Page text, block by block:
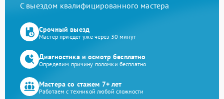
С выездом квалифицированного мастера
Срочный выезд
Мастер приедет уже через 30 минут
Диагностика и осмотр бесплатно
Определим причину поломки бесплатно
Мастера со стажем 7+ лет
Работаем с техникой любой сложности